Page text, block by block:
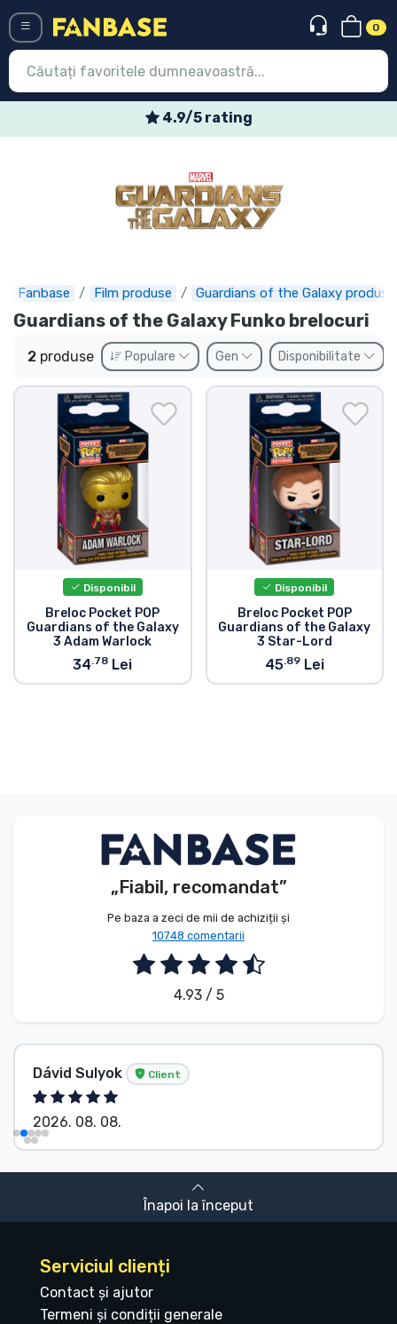
0
4.9/5 rating
Fanbase Film produse Guardians of the Galaxy produse
Guardians of the Galaxy Funko brelocuri
2 produse Populare Gen Disponibilitate
Disponibil
Breloc Pocket POP
Guardians of the Galaxy
3 Adam Warlock
34.78 Lei
Disponibil
Breloc Pocket POP
Guardians of the Galaxy
3 Star-Lord
45.89Lei
„Fiabil, recomandat”
Pe baza a zeci de mii de achiziții și
10748 comentarii
4.93 / 5
Dávid Sulyok Client
2026. 08. 08.
Înapoi la început
Serviciul clienți
Contact și ajutor
Termeni și condiții generale
Expres
Precomenzi
Outlet produse
Transport și plată
Sortare după serie
Sortare după filme
Sortare după desene animate
Sortare după Anime
Sortare după jocuri